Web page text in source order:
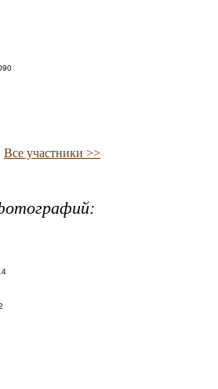
Все участники >>